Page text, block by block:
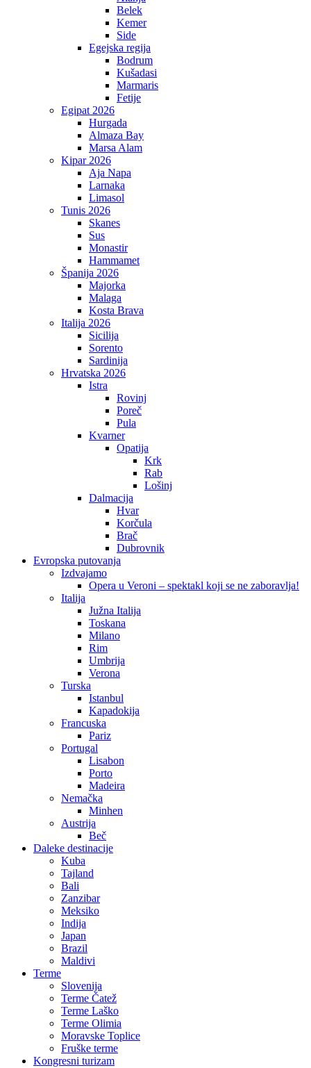
Belek
Kemer
Side
Egejska regija
Bodrum
Kušadasi
Marmaris
Fetije
Egipat 2026
Hurgada
Almaza Bay
Marsa Alam
Kipar 2026
Aja Napa
Larnaka
Limasol
Tunis 2026
Skanes
Sus
Monastir
Hammamet
Španija 2026
Majorka
Malaga
Kosta Brava
Italija 2026
Sicilija
Sorento
Sardinija
Hrvatska 2026
Istra
Rovinj
Poreč
Pula
Kvarner
Opatija
Krk
Rab
Lošinj
Dalmacija
Hvar
Korčula
Brač
Dubrovnik
Evropska putovanja
Izdvajamo
Opera u Veroni – spektakl koji se ne zaboravlja!
Italija
Južna Italija
Toskana
Milano
Rim
Umbrija
Verona
Turska
Istanbul
Kapadokija
Francuska
Pariz
Portugal
Lisabon
Porto
Madeira
Nemačka
Minhen
Austrija
Beč
Daleke destinacije
Kuba
Tajland
Bali
Zanzibar
Meksiko
Indija
Japan
Brazil
Maldivi
Terme
Slovenija
Terme Čatež
Terme Laško
Terme Olimia
Moravske Toplice
Fruške terme
Kongresni turizam